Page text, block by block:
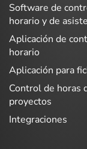
Software de
horario y de
Aplicación de
horario
Aplicación para
Control de horas
proyectos
Integraciones